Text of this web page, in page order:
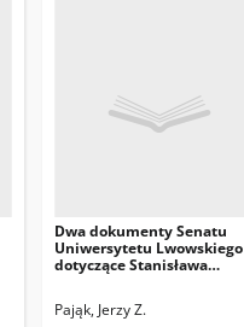
Dwa dokumenty Senatu
Uniwersytetu Lwowskiego
dotyczące Stanisława
Pająk, Jerzy Z.